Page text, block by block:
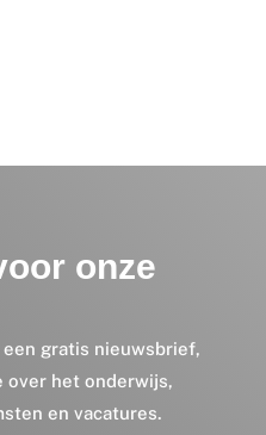
onze
gratis nieuwsbrief,
over het onderwijs,
en vacatures.